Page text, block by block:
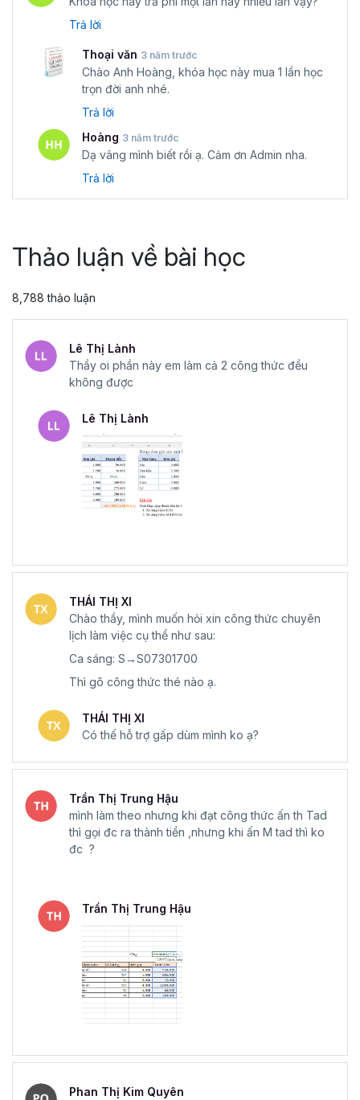
Trả lời
Thoại văn 3 năm trước
Chào Anh Hoàng, khóa học này mua 1 lần học
trọn đời anh nhé.
Trả lời
Hoàng 3 năm trước
Dạ vâng mình biết rồi ạ. Cảm ơn Admin nha.
Trả lời
Thảo luận về bài học
8,788 thảo luận
Lê Thị Lành
Thầy oi phần này em làm cả 2 công thức đều
không được
Lê Thị Lành
THÁI THỊ XI
Chào thầy, mình muốn hỏi xin công thức chuyên
lịch làm việc cụ thể như sau:
Ca sáng: S→S07301700
Thì gõ công thức thé nào ạ.
THÁI THỊ XI
Có thế hỗ trợ gấp dùm mình ko ạ?
Trần Thị Trung Hậu
mình làm theo nhưng khi đạt công thức ấn th Tad
thì gọi đc ra thành tiền ,nhưng khi ấn M tad thì ko
đc ?
Trần Thị Trung Hậu
Phan Thị Kim Quyên